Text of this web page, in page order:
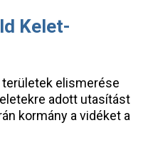
Kelet-
területek elismerése
adott utasítást
kormány a vidéket a